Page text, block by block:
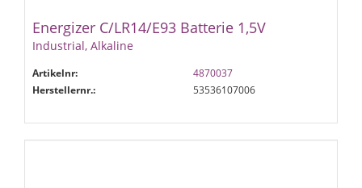
Energizer C/LR14/E93 Batterie 1,5V
Industrial, Alkaline
Artikelnr:
4870037
Herstellernr.:
53536107006